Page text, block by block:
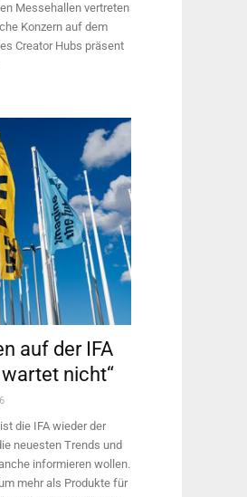
Messehallen vertreten
Konzern auf dem
Creator Hubs präsent
auf der IFA
nicht“
die IFA wieder der
neuesten Trends und
informieren wollen.
mehr als Produkte für